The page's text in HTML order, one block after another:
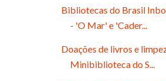
Bibliotecas do Brasil
- 'O Mar' e 'Cader...
Doações de livros e
Minibiblioteca do S...